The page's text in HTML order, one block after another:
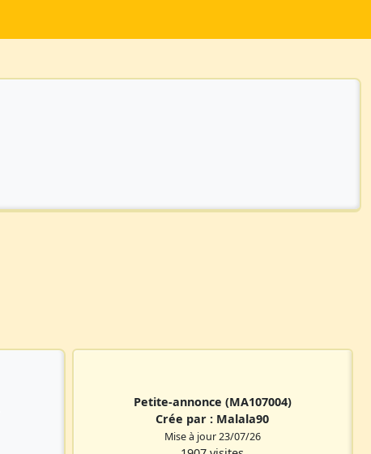
Petite-annonce (MA107004)
Crée par : Malala90
Mise à jour 23/07/26